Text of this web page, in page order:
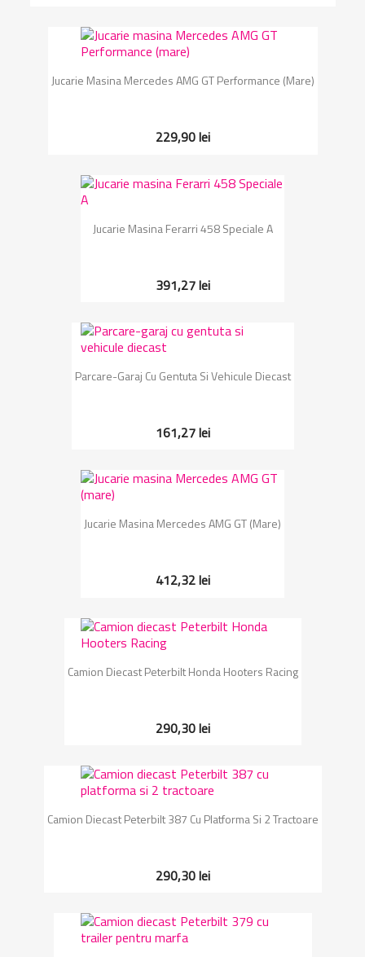
Jucarie Masina Mercedes AMG GT Performance (mare)
229,90 lei
Jucarie Masina Ferarri 458 Speciale A
391,27 lei
Parcare-Garaj Cu Gentuta Si Vehicule Diecast
161,27 lei
Jucarie Masina Mercedes AMG GT (mare)
412,32 lei
Camion Diecast Peterbilt Honda Hooters Racing
290,30 lei
Camion Diecast Peterbilt 387 Cu Platforma Si 2 Tractoare
290,30 lei